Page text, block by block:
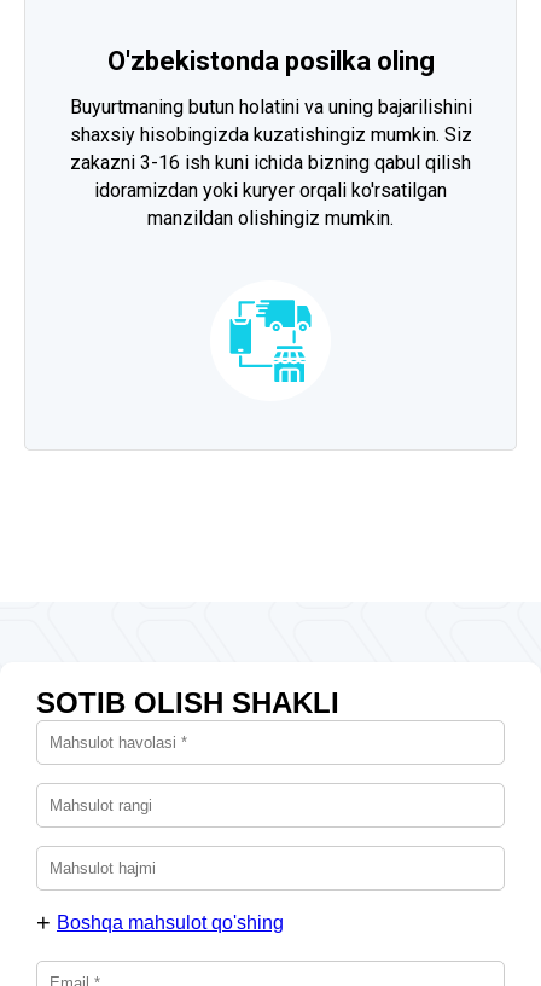
O'zbekistonda posilka oling
Buyurtmaning butun holatini va uning bajarilishini
shaxsiy hisobingizda kuzatishingiz mumkin. Siz
zakazni 3-16 ish kuni ichida bizning qabul qilish
idoramizdan yoki kuryer orqali ko'rsatilgan
manzildan olishingiz mumkin.
SOTIB OLISH SHAKLI
Boshqa mahsulot qo'shing